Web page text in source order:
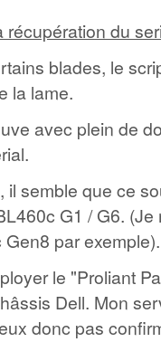
récupération du
blades, le
la lame.
avec plein de
il semble que ce
G1 / G6.
par exemple).
le "Proliant
Dell. Mon
donc pas